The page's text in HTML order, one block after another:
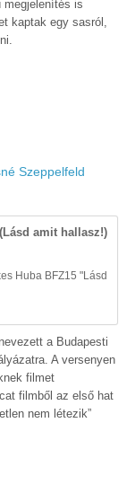
is
kaptak egy sasról,
Szeppelfeld
amit hallasz!)
Huba BFZ15 "Lásd
a Budapesti
A versenyen
filmet
filmből az első hat
nem létezik”